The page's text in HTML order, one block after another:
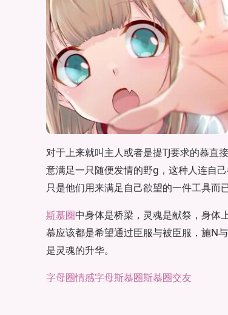
对于上来就叫主人或者是提TJ要求的慕直
意满足一只随便发情的野g，这种人连自
只是他们用来满足自己欲望的一件工具而已
斯慕圈中身体是桥梁，灵魂是献祭，身体
慕应该都是希望通过臣服与被臣服，施N
是灵魂的升华。
字母圈情感字母斯慕圈斯慕圈交友